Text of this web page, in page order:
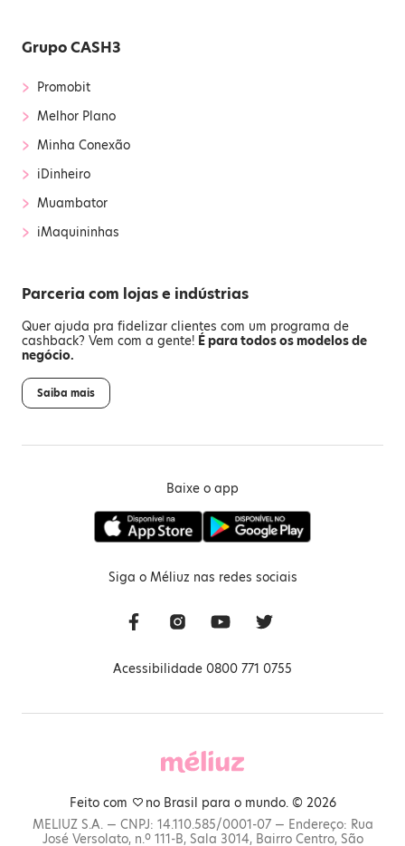
Grupo CASH3
› Promobit
› Melhor Plano
› Minha Conexão
› iDinheiro
› Muambator
› iMaquininhas
Parceria com lojas e indústrias
Quer ajuda pra fidelizar clientes com um programa de
cashback? Vem com a gente! É para todos os modelos de
negócio.
Saiba mais
Baixe o app
Siga o Méliuz nas redes sociais
Acessibilidade 0800 771 0755
Feito com
no Brasil para o mundo. © 2026
MELIUZ S.A. — CNPJ: 14.110.585/0001-07 — Endereço: Rua
José Versolato, n.º 111-B, Sala 3014, Bairro Centro, São